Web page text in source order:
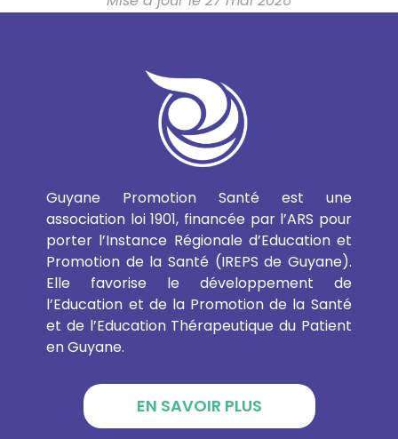
Guyane Promotion Santé est une
association loi 1901, financée par l’ARS pour
porter l’Instance Régionale d’Education et
Promotion de la Santé (IREPS de Guyane).
Elle favorise le développement de
l’Education et de la Promotion de la Santé
et de l’Education Thérapeutique du Patient
en Guyane.
EN SAVOIR PLUS